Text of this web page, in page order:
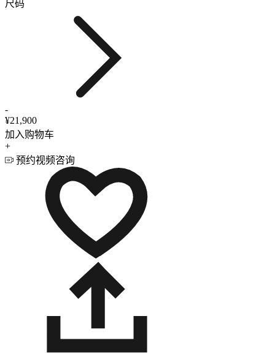
尺码
-
¥21,900
加入购物车
+
预约视频咨询